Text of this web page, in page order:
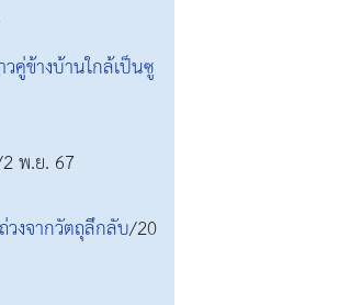
คู่ข้างบ้านใกล้เป็นซู
พ.ย. 67
งจากวัตถุลึกลับ/20